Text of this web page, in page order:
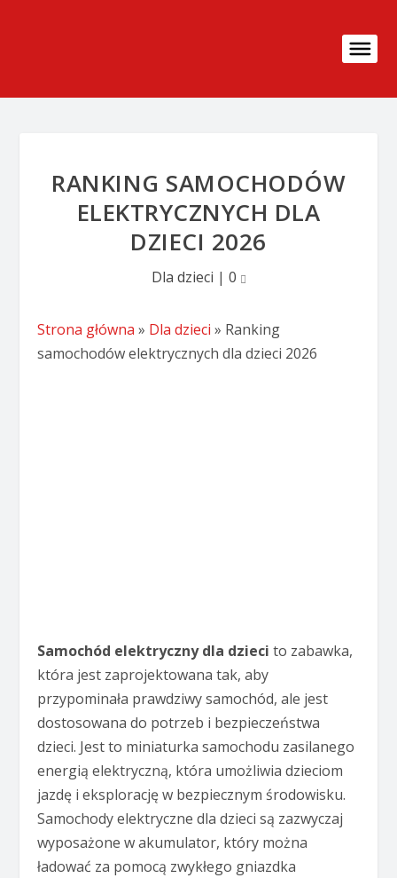
RANKING SAMOCHODÓW
ELEKTRYCZNYCH DLA
DZIECI 2026
Dla dzieci | 0
Strona główna » Dla dzieci » Ranking
samochodów elektrycznych dla dzieci 2026
Samochód elektryczny dla dzieci to zabawka,
która jest zaprojektowana tak, aby
przypominała prawdziwy samochód, ale jest
dostosowana do potrzeb i bezpieczeństwa
dzieci. Jest to miniaturka samochodu zasilanego
energią elektryczną, która umożliwia dzieciom
jazdę i eksplorację w bezpiecznym środowisku.
Samochody elektryczne dla dzieci są zazwyczaj
wyposażone w akumulator, który można
ładować za pomocą zwykłego gniazdka